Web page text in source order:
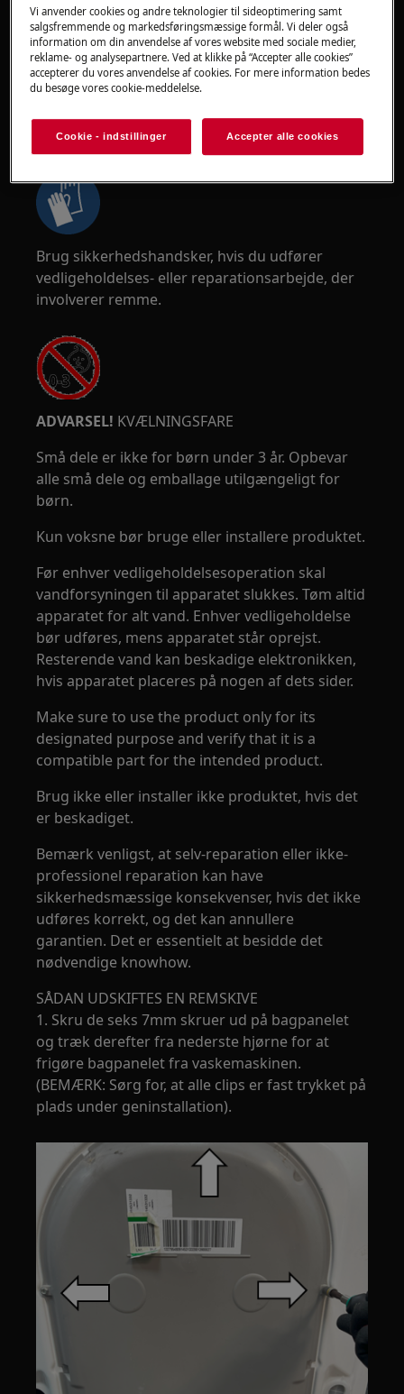
involverer fjedre.
ADVARSEL!RISIKO FOR KLEMNING
Brug sikkerhedshandsker, hvis du udfører
vedligeholdelses- eller reparationsarbejde, der
involverer remme.
ADVARSEL! KVÆLNINGSFARE
Små dele er ikke for børn under 3 år. Opbevar
alle små dele og emballage utilgængeligt for
børn.
Kun voksne bør bruge eller installere produktet.
Før enhver vedligeholdelsesoperation skal
vandforsyningen til apparatet slukkes. Tøm altid
apparatet for alt vand. Enhver vedligeholdelse
bør udføres, mens apparatet står oprejst.
Resterende vand kan beskadige elektronikken,
hvis apparatet placeres på nogen af dets sider.
Make sure to use the product only for its
designated purpose and verify that it is a
compatible part for the intended product.
Brug ikke eller installer ikke produktet, hvis det
er beskadiget.
Bemærk venligst, at selv-reparation eller ikke-
professionel reparation kan have
sikkerhedsmæssige konsekvenser, hvis det ikke
udføres korrekt, og det kan annullere
garantien. Det er essentielt at besidde det
nødvendige knowhow.
SÅDAN UDSKIFTES EN REMSKIVE
1. Skru de seks 7mm skruer ud på bagpanelet
og træk derefter fra nederste hjørne for at
frigøre bagpanelet fra vaskemaskinen.
(BEMÆRK: Sørg for, at alle clips er fast trykket på
plads under geninstallation).
Vi anvender cookies og andre teknologier til sideoptimering samt
salgsfremmende og markedsføringsmæssige formål. Vi deler også
information om din anvendelse af vores website med sociale medier,
reklame- og analysepartnere. Ved at klikke på “Accepter alle cookies”
accepterer du vores anvendelse af cookies. For mere information bedes
du besøge vores cookie-meddelelse.
Cookie - indstillinger Accepter alle cookies